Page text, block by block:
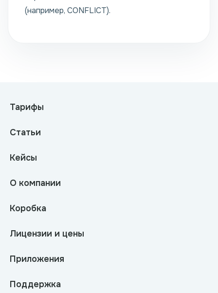
(например, CONFLICT).
Тарифы
Статьи
Кейсы
О компании
Коробка
Лицензии и цены
Приложения
Поддержка